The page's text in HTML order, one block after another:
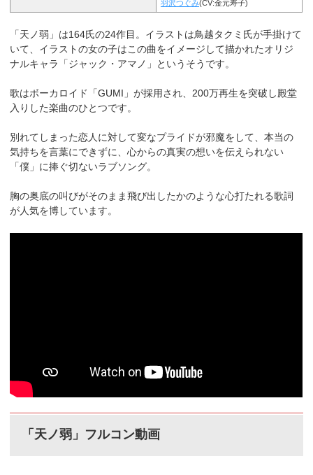
羽沢つぐみ(CV:金元寿子)
「天ノ弱」は164氏の24作目。イラストは鳥越タクミ氏が手掛けて
いて、イラストの女の子はこの曲をイメージして描かれたオリジ
ナルキャラ「ジャック・アマノ」というそうです。
歌はボーカロイド「GUMI」が採用され、200万再生を突破し殿堂
入りした楽曲のひとつです。
別れてしまった恋人に対して変なプライドが邪魔をして、本当の
気持ちを言葉にできずに、心からの真実の想いを伝えられない
「僕」に捧ぐ切ないラブソング。
胸の奥底の叫びがそのまま飛び出したかのような心打たれる歌詞
が人気を博しています。
「天ノ弱」フルコン動画